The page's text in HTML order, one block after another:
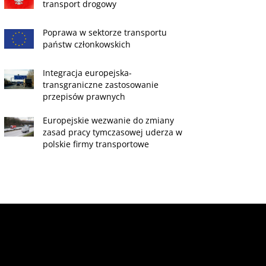
transport drogowy
Poprawa w sektorze transportu
państw członkowskich
Integracja europejska-
transgraniczne zastosowanie
przepisów prawnych
Europejskie wezwanie do zmiany
zasad pracy tymczasowej uderza w
polskie firmy transportowe